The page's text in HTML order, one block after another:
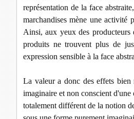
représentation de la face
marchandises mène une activité
Ainsi, aux yeux des producteurs
produits ne trouvent plus de
expression sensible à la face
La valeur a donc des effets bien
imaginaire et non conscient d'une
totalement différent de la notion